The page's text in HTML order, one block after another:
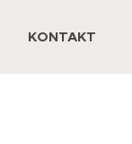
KONTAKT